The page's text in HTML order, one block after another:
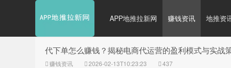
APP地推拉新网 赚钱资讯 地推资
代下单怎么赚钱？揭秘电商代运营的盈利模式与实战
赚钱资讯 2026-02-13T10:23:23 437